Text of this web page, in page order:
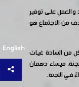
English
على توفير
من الاجتماع هو
من السادة غياث
ميساء دهمان
في اللجنة.